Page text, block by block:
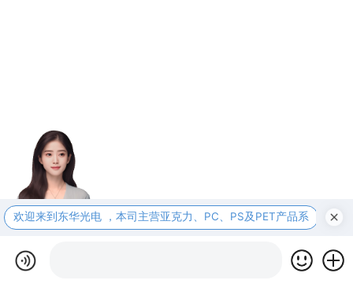
欢迎来到东华光电 ，本司主营亚克力、PC、PS及PET产品系 本